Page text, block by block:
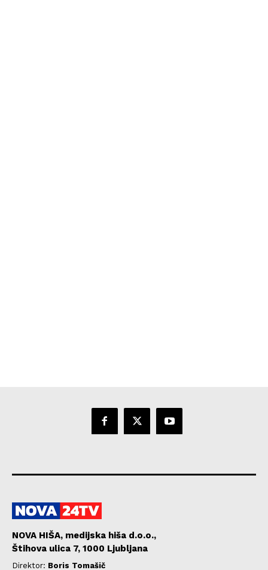
NOVA HIŠA, medijska hiša d.o.o.,
Štihova ulica 7, 1000 Ljubljana
Direktor: Boris Tomašič